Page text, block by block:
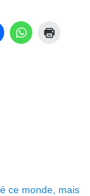
ce monde, mais